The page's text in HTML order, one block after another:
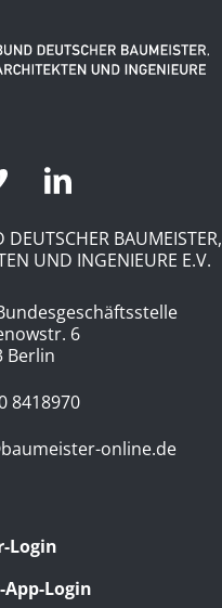
BAUMEISTER,
UND INGENIEURE E.V.
6
Berlin
8418970
online.de
Login
Login